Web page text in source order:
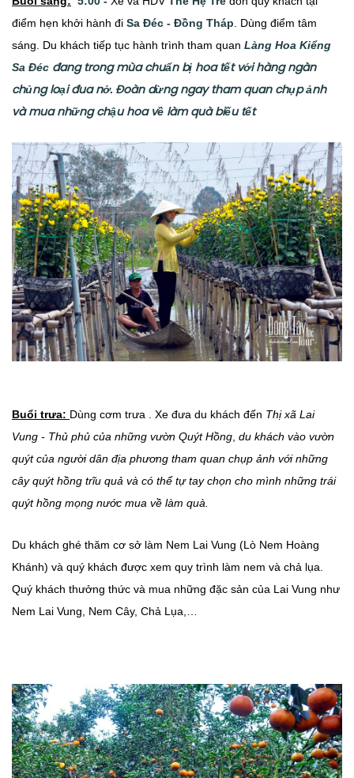
điểm hẹn khởi hành đi Sa Đéc - Đồng Tháp . Dùng điểm tâm
sáng. Du khách tiếp tục hành trình tham quan Làng Hoa Kiểng
Sa Đéc đang trong mùa chuẩn bị hoa tết với hàng ngàn
chủng loại đua nở. Đoàn dừng ngay tham quan chụp ảnh
và mua những chậu hoa về làm quà biếu tết
Buổi trưa: Dùng cơm trưa . Xe đưa du khách đến Thị xã Lai
Vung - Thủ phủ của những vườn Quýt Hồng du khách vào vườn
quýt của người dân địa phương tham quan chụp ảnh với những
cây quýt hồng trĩu quả và có thể tự tay chọn cho mình những trái
quýt hồng mọng nước mua về làm quà.
Du khách ghé thăm cơ sở làm Nem Lai Vung (Lò Nem Hoàng
Khánh) và quý khách được xem quy trình làm nem và chả lụa.
Quý khách thưởng thức và mua những đặc sản của Lai Vung như
Nem Lai Vung, Nem Cây, Chả Lụa,…